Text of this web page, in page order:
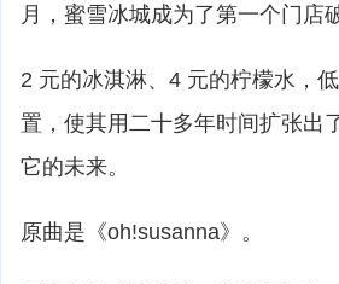
月，蜜雪冰城成为了第一个门店
2 元的冰淇淋、4 元的柠檬水，
置，使其用二十多年时间扩张出
它的未来。
原曲是《oh!susanna》。